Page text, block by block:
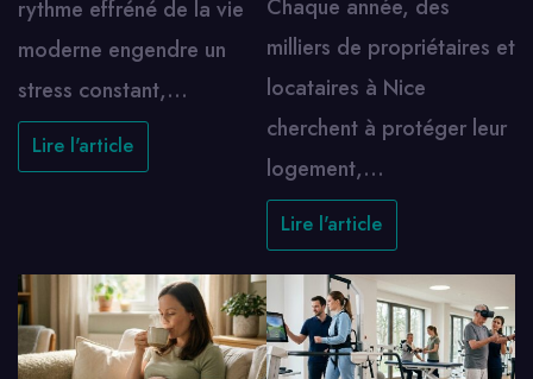
rythme effréné de la vie
moderne engendre un
stress constant,…
Lire l'article
Chaque année, des
milliers de propriétaires et
locataires à Nice
cherchent à protéger leur
logement,…
Lire l'article